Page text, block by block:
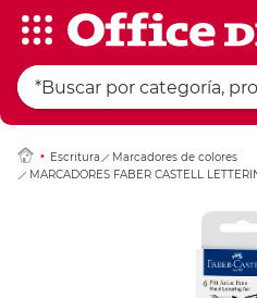
Escritura
Marcadores de colores
MARCADORES FABER CASTELL